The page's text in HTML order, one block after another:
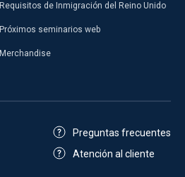
Requisitos de Inmigración del Reino Unido
Próximos seminarios web
Merchandise
Preguntas frecuentes
Atención al cliente